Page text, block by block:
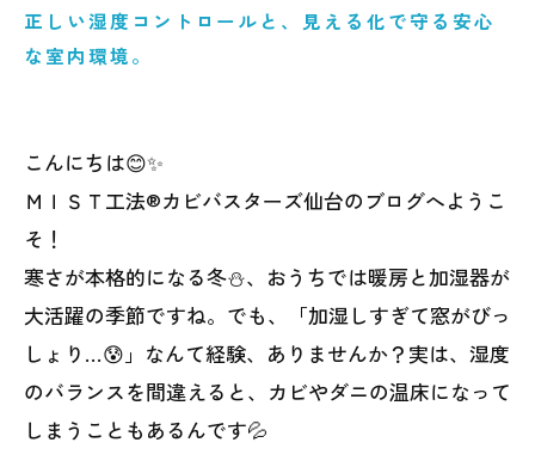
正しい湿度コントロールと、見える化で守る安心
な室内環境。
こんにちは😊✨
ＭＩＳＴ工法®カビバスターズ仙台のブログへようこ
そ！
寒さが本格的になる冬⛄、おうちでは暖房と加湿器が
大活躍の季節ですね。でも、「加湿しすぎて窓がびっ
しょり…😰」なんて経験、ありませんか？実は、湿度
のバランスを間違えると、カビやダニの温床になって
しまうこともあるんです💦